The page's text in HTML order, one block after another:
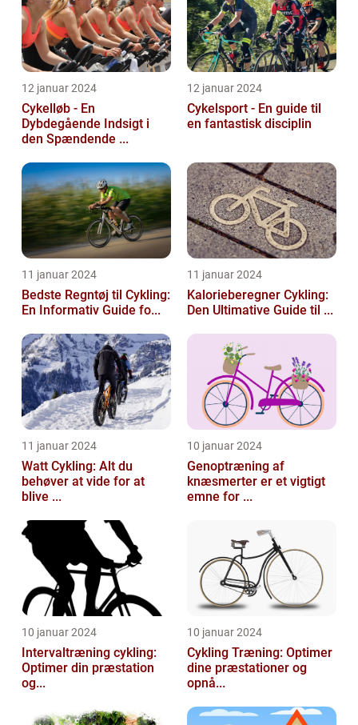
12 januar 2024
Cykelløb - En
Dybdegående Indsigt i
den Spændende ...
12 januar 2024
Cykelsport - En guide til
en fantastisk disciplin
11 januar 2024
Bedste Regntøj til Cykling:
En Informativ Guide fo...
11 januar 2024
Kalorieberegner Cykling:
Den Ultimative Guide til ...
11 januar 2024
Watt Cykling: Alt du
behøver at vide for at
blive ...
10 januar 2024
Genoptræning af
knæsmerter er et vigtigt
emne for ...
10 januar 2024
Intervaltræning cykling:
Optimer din præstation
og...
10 januar 2024
Cykling Træning: Optimer
dine præstationer og
opnå...